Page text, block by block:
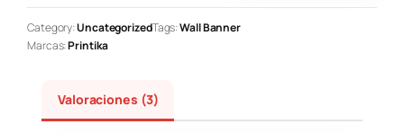
Category:UncategorizedTags:Wall Banner
Marcas:Printika
Valoraciones (3)